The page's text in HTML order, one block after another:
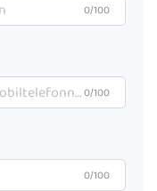
0/100
0/100
0/100